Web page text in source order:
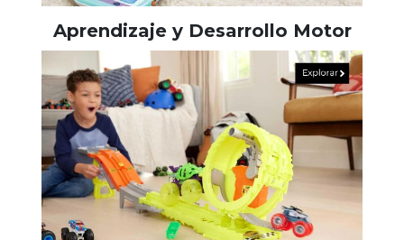
Aprendizaje y Desarrollo Motor